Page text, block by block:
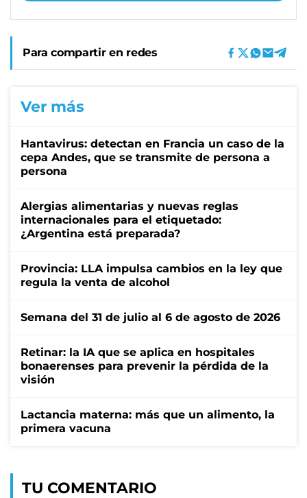
Para compartir en redes
Ver más
Hantavirus: detectan en Francia un caso de la
cepa Andes, que se transmite de persona a
persona
Alergias alimentarias y nuevas reglas
internacionales para el etiquetado:
¿Argentina está preparada?
Provincia: LLA impulsa cambios en la ley que
regula la venta de alcohol
Semana del 31 de julio al 6 de agosto de 2026
Retinar: la IA que se aplica en hospitales
bonaerenses para prevenir la pérdida de la
visión
Lactancia materna: más que un alimento, la
primera vacuna
TU COMENTARIO